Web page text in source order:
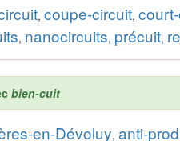
, coupe-circuit,
, nanocircuits, précuit,
bien-cuit
en-Dévoluy, anti-